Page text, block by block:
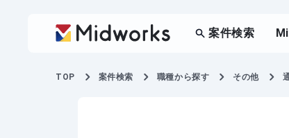
案件検索
TOP 案件検索 職種から探す その他